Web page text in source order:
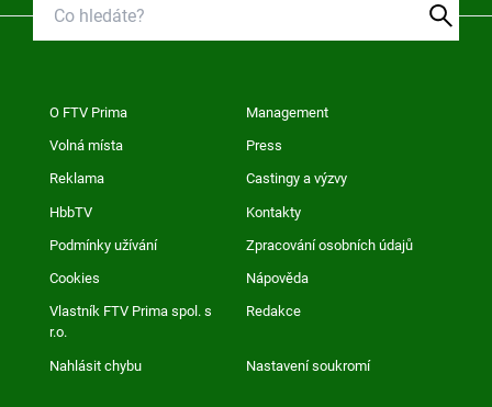
O FTV Prima Management
Volná místa Press
Reklama Castingy a výzvy
HbbTV Kontakty
Podmínky užívání Zpracování osobních údajů
Cookies Nápověda
Vlastník FTV Prima spol. s
r.o.
Redakce
Nahlásit chybu Nastavení soukromí